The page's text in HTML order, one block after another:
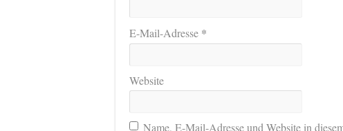
E-Mail-Adresse *
Website
Name, E-Mail-Adresse und Website in